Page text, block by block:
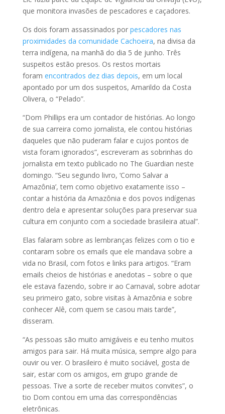
que monitora invasões de pescadores e caçadores.
Os dois foram assassinados por pescadores nas
proximidades da comunidade Cachoeira, na divisa da
terra indígena, na manhã do dia 5 de junho. Três
suspeitos estão presos. Os restos mortais
foram encontrados dez dias depois, em um local
apontado por um dos suspeitos, Amarildo da Costa
Olivera, o “Pelado”.
“Dom Phillips era um contador de histórias. Ao longo
de sua carreira como jornalista, ele contou histórias
daqueles que não puderam falar e cujos pontos de
vista foram ignorados”, escreveram as sobrinhas do
jornalista em texto publicado no The Guardian neste
domingo. “Seu segundo livro, ‘Como Salvar a
Amazônia’, tem como objetivo exatamente isso –
contar a história da Amazônia e dos povos indígenas
dentro dela e apresentar soluções para preservar sua
cultura em conjunto com a sociedade brasileira atual”.
Elas falaram sobre as lembranças felizes com o tio e
contaram sobre os emails que ele mandava sobre a
vida no Brasil, com fotos e links para artigos. “Eram
emails cheios de histórias e anedotas – sobre o que
ele estava fazendo, sobre ir ao Carnaval, sobre adotar
seu primeiro gato, sobre visitas à Amazônia e sobre
conhecer Alê, com quem se casou mais tarde”,
disseram.
“As pessoas são muito amigáveis e eu tenho muitos
amigos para sair. Há muita música, sempre algo para
ouvir ou ver. O brasileiro é muito sociável, gosta de
sair, estar com os amigos, em grupo grande de
pessoas. Tive a sorte de receber muitos convites”, o
tio Dom contou em uma das correspondências
eletrônicas.